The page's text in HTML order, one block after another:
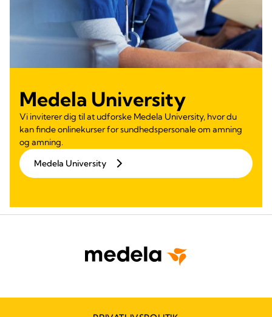
Medela University
Vi inviterer dig til at udforske Medela University, hvor du
kan finde onlinekurser for sundhedspersonale om amning
og amning.
Medela University